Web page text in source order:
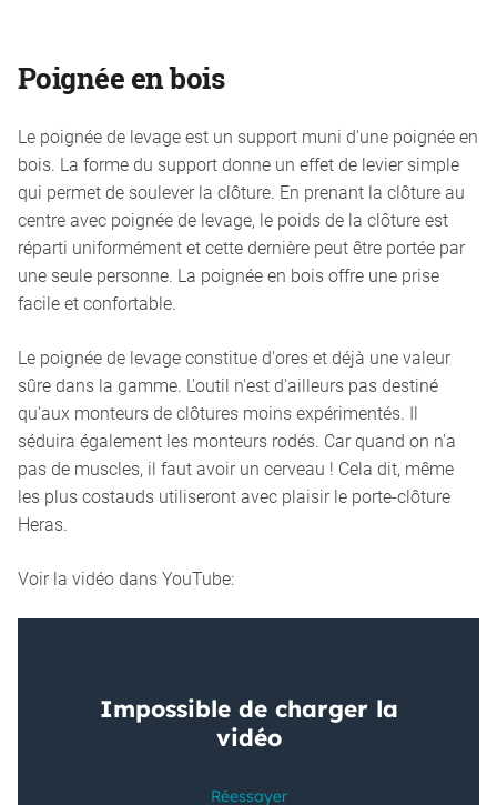
Poignée en bois
Le poignée de levage est un support muni d'une poignée en
bois. La forme du support donne un effet de levier simple
qui permet de soulever la clôture. En prenant la clôture au
centre avec poignée de levage, le poids de la clôture est
réparti uniformément et cette dernière peut être portée par
une seule personne. La poignée en bois offre une prise
facile et confortable.
Le poignée de levage constitue d'ores et déjà une valeur
sûre dans la gamme. L'outil n'est d'ailleurs pas destiné
qu'aux monteurs de clôtures moins expérimentés. Il
séduira également les monteurs rodés. Car quand on n'a
pas de muscles, il faut avoir un cerveau ! Cela dit, même
les plus costauds utiliseront avec plaisir le porte-clôture
Heras.
Voir la vidéo dans YouTube: